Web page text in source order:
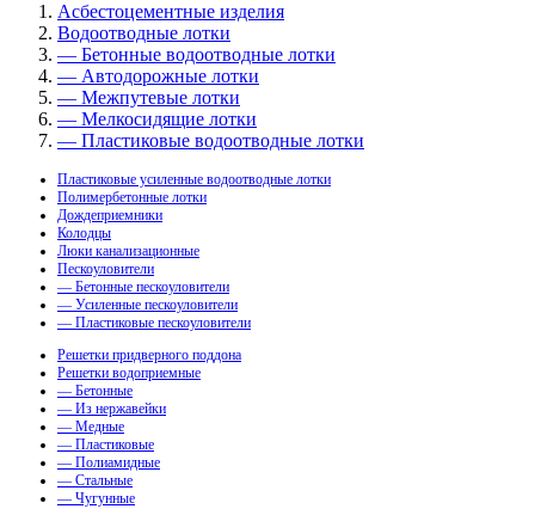
Асбестоцементные изделия
Водоотводные лотки
— Бетонные водоотводные лотки
— Автодорожные лотки
— Межпутевые лотки
— Мелкосидящие лотки
— Пластиковые водоотводные лотки
Пластиковые усиленные водоотводные лотки
Полимербетонные лотки
Дождеприемники
Колодцы
Люки канализационные
Пескоуловители
— Бетонные пескоуловители
— Усиленные пескоуловители
— Пластиковые пескоуловители
Решетки придверного поддона
Решетки водоприемные
— Бетонные
— Из нержавейки
— Медные
— Пластиковые
— Полиамидные
— Стальные
— Чугунные